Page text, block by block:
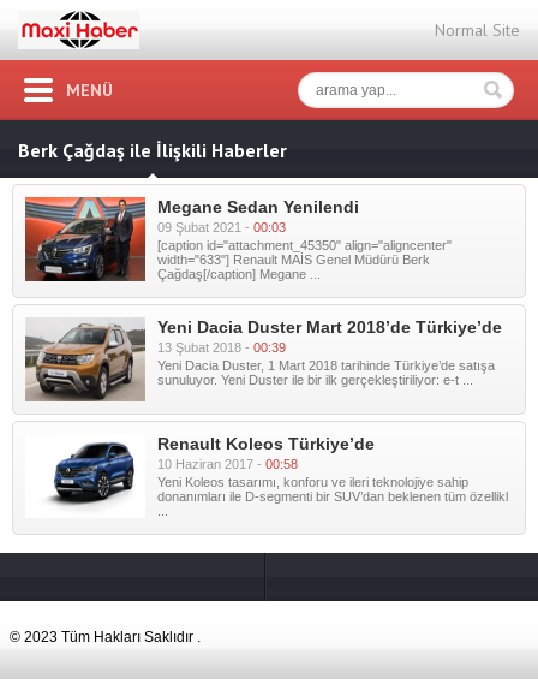
Normal Site
MENÜ
Berk Çağdaş ile İlişkili Haberler
Megane Sedan Yenilendi
09 Şubat 2021 - 00:03
[caption id="attachment_45350" align="aligncenter"
width="633"] Renault MAİS Genel Müdürü Berk
Çağdaş[/caption] Megane ...
Yeni Dacia Duster Mart 2018’de Türkiye’de
13 Şubat 2018 - 00:39
Yeni Dacia Duster, 1 Mart 2018 tarihinde Türkiye’de satışa
sunuluyor. Yeni Duster ile bir ilk gerçekleştiriliyor: e-t ...
Renault Koleos Türkiye’de
10 Haziran 2017 - 00:58
Yeni Koleos tasarımı, konforu ve ileri teknolojiye sahip
donanımları ile D-segmenti bir SUV’dan beklenen tüm özellikl
© 2023 Tüm Hakları Saklıdır .